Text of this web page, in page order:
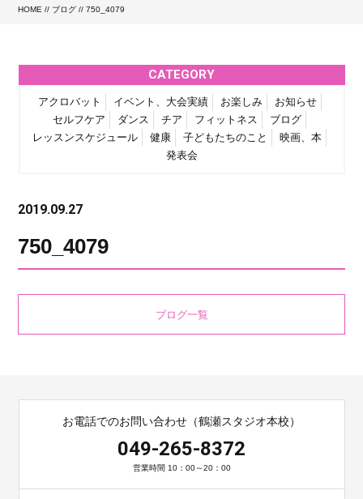
HOME // ブログ // 750_4079
CATEGORY
アクロバット イベント、大会実績 お楽しみ
お知らせ
セルフケア
ダンス チア フィットネス
ブログ
レッスンスケジュール
健康 子どもたちのこと
映画、本
発表会
2019.09.27
750_4079
ブログ一覧
お電話でのお問い合わせ（鶴瀬スタジオ本校）
049-265-8372
営業時間 10：00～20：00